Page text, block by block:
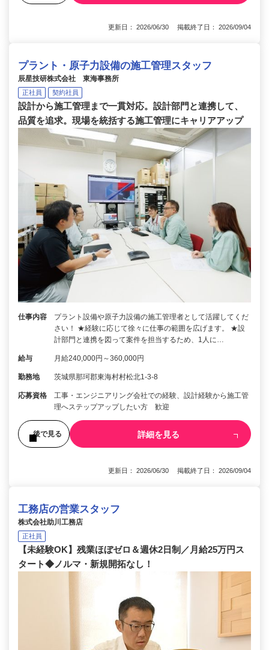
更新日： 2026/06/30 掲載終了日： 2026/09/04
プラント・原子力設備の施工管理スタッフ
辰星技研株式会社 東海事務所
正社員 契約社員
設計から施工管理まで一貫対応。設計部門と連携して、
品質を追求。現場を統括する施工管理にキャリアアップ
仕事内容
プラント設備や原子力設備の施工管理者として活躍してくだ
さい！ ★経験に応じて徐々に仕事の範囲を広げます。 ★設
計部門と連携を図って案件を担当するため、1人に…
給与 月給240,000円～360,000円
勤務地 茨城県那珂郡東海村村松北1-3-8
応募資格
工事・エンジニアリング会社での経験、設計経験から施工管
理へステップアップしたい方 歓迎
後で見る 詳細を見る
更新日： 2026/06/30 掲載終了日： 2026/09/04
工務店の営業スタッフ
株式会社助川工務店
正社員
【未経験OK】残業ほぼゼロ＆週休2日制／月給25万円ス
タート◆ノルマ・新規開拓なし！